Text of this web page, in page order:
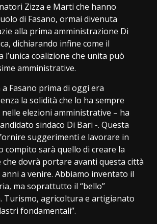
Zizza e Marti che hanno
di Fasano, ormai divenuta
alla prima amministrazione Di
dichiarando infine come il
l’unica coalizione che unita può
amministrative.
Fasano prima di oggi era
la solidità che lo ha sempre
elezioni amministrative – ha
sindaco Di Bari -. Questa
suggerimenti e lavorare in
compito sarà quello di creare la
che dovrà portare avanti questa città
a venire. Abbiamo inventato il
ma soprattutto il “bello”
Turismo, agricoltura e artigianato
fondamentali”.